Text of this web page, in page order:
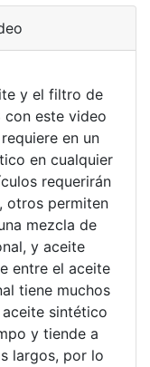
y el filtro de
con este video
en un
en cualquier
requerirán
otros permiten
mezcla de
y aceite
entre el aceite
tiene muchos
sintético
y tiende a
largos, por lo